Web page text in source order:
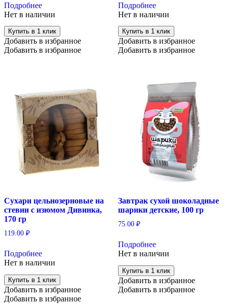
Подробнее
Нет в наличии
Купить в 1 клик
Добавить в избранное
Добавить в избранное
Подробнее
Нет в наличии
Купить в 1 клик
Добавить в избранное
Добавить в избранное
Сухари цельнозерновые на
стевии с изюмом Дивинка,
170 гр
119.00 ₽
Подробнее
Нет в наличии
Купить в 1 клик
Добавить в избранное
Добавить в избранное
Завтрак сухой шоколадные
шарики детские, 100 гр
75.00 ₽
Подробнее
Нет в наличии
Купить в 1 клик
Добавить в избранное
Добавить в избранное